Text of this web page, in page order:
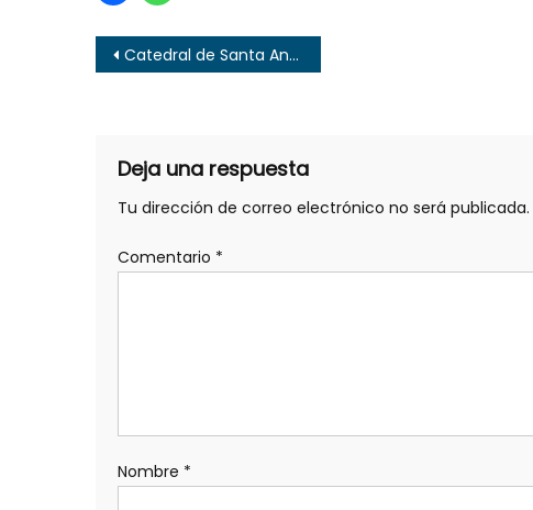
Navegación
de
Catedral de Santa Ana busca alternativas para celebrar festejos patronales
Deja una respuesta
Tu dirección de correo electrónico no será publicada.
Comentario *
Nombre *